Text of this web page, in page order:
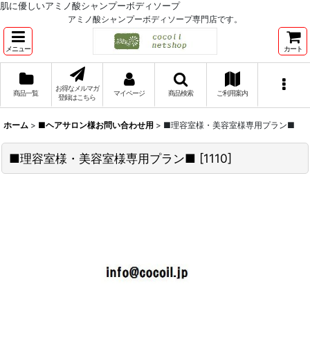
肌に優しいアミノ酸シャンプーボディソープ
アミノ酸シャンプーボディソープ専門店です。
メニュー カート
商品一覧
お得なメルマガ
登録はこちら
マイページ 商品検索 ご利用案内
ホーム > ■ヘアサロン様お問い合わせ用 > ■理容室様・美容室様専用プラン■
■理容室様・美容室様専用プラン■ [1110]